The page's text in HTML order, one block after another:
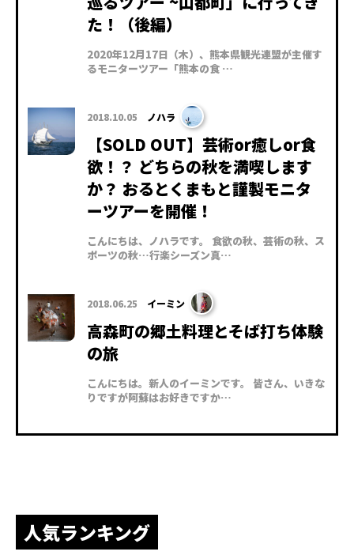
た！（後編）
2020年12月17日（木）、熊本県観光連盟が主催す
るモニターツアー「熊本の食 …
2018.10.05 ノハラ
【SOLD OUT】芸術or癒しor食
欲！？ どちらの秋を満喫します
か？ おるとくまもと謹製モニタ
ーツアーを開催！
こんにちは、ノハラです。 食欲の秋、芸術の秋、ス
ポーツの秋…行楽シーズン真…
2018.06.25 イーミン
高森町の郷土料理とそば打ち体験
の旅
こんにちは。新人のイーミンです。 皆さん、いきな
りですが阿蘇はお好きですか…
人気ランキング